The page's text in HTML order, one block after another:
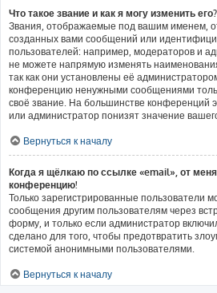
Что такое звание и как я могу изменить его?
Звания, отображаемые под вашим именем,
созданных вами сообщений или
пользователей: например, модераторов и
не можете напрямую изменять
так как они установлены её
конференцию ненужными сообщениями
своё звание. На большинстве конференций
или администратор понизят значение
Вернуться к началу
Когда я щёлкаю по ссылке «email», от
конференцию!
Только зарегистрированные пользователи
сообщения другим пользователям через
форму, и только если администратор
сделано для того, чтобы предотвратить
системой анонимными пользователями.
Вернуться к началу